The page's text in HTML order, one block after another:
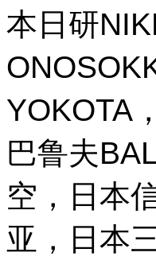
本日研
YOKOTA
巴鲁夫
空，日本
亚，日本